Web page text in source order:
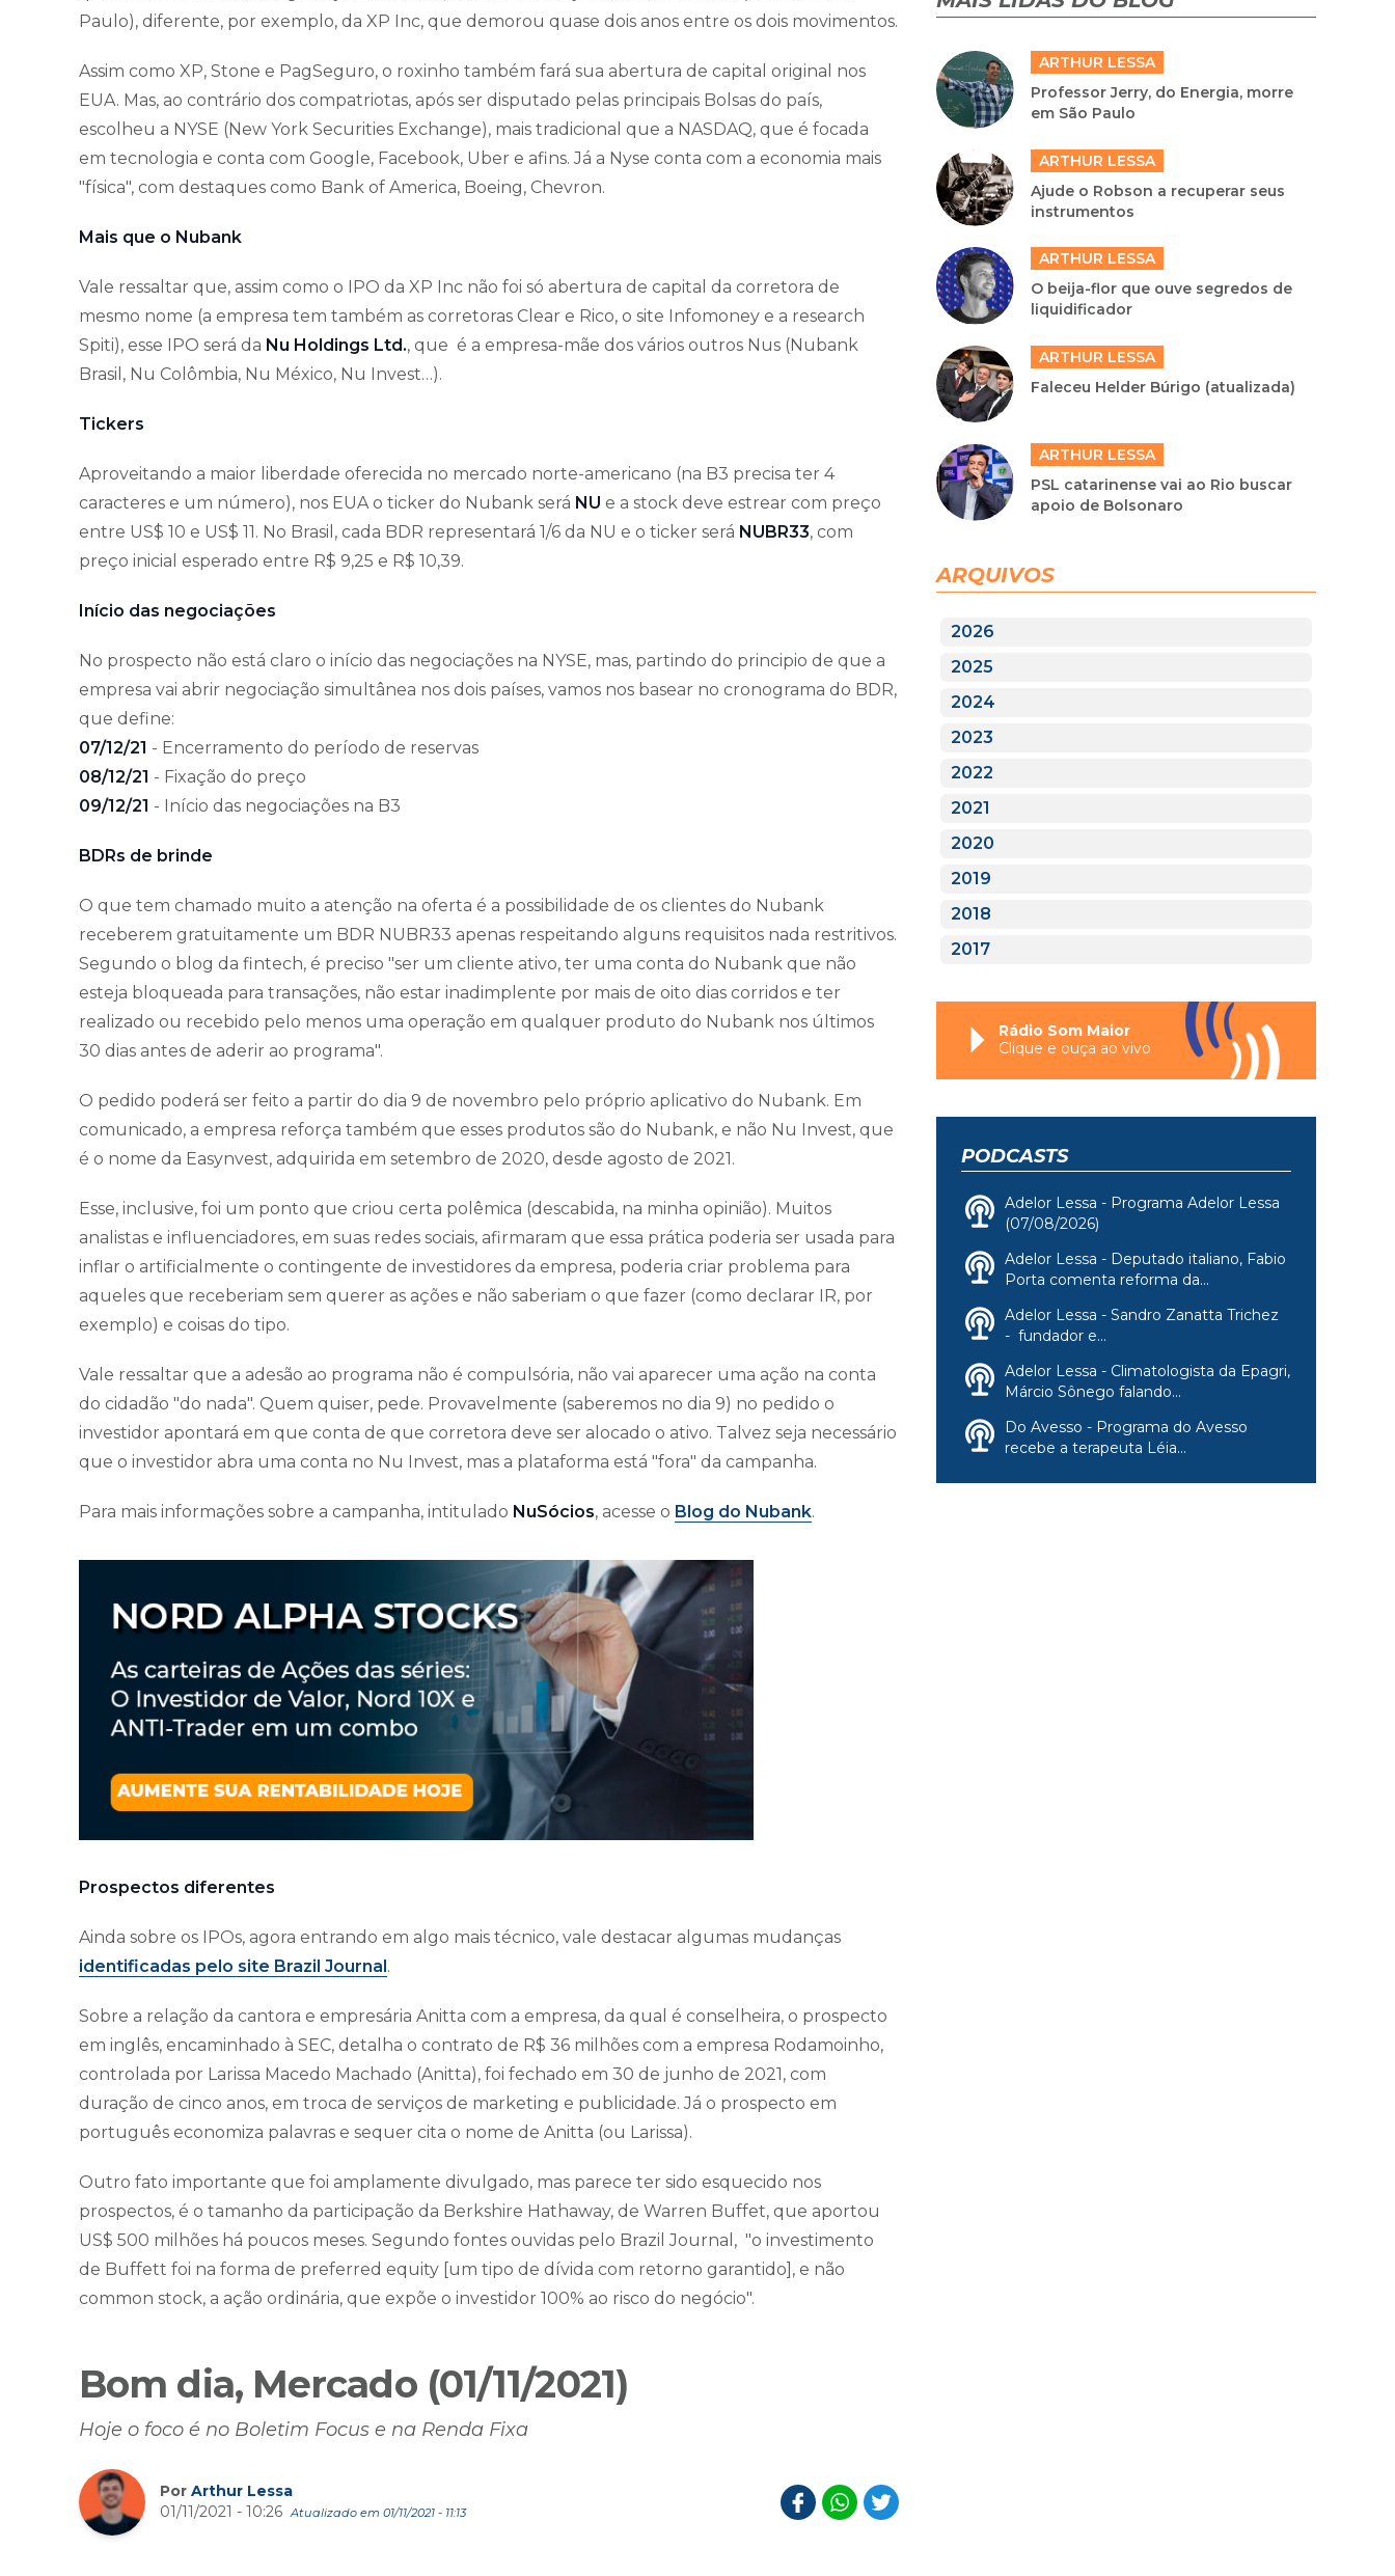
Paulo), diferente, por exemplo, da XP Inc, que demorou quase dois anos entre os dois movimentos.
Assim como XP, Stone e PagSeguro, o roxinho também fará sua abertura de capital original nos
EUA. Mas, ao contrário dos compatriotas, após ser disputado pelas principais Bolsas do país,
escolheu a NYSE (New York Securities Exchange), mais tradicional que a NASDAQ, que é focada
em tecnologia e conta com Google, Facebook, Uber e afins. Já a Nyse conta com a economia mais
"física", com destaques como Bank of America, Boeing, Chevron.
Mais que o Nubank
Vale ressaltar que, assim como o IPO da XP Inc não foi só abertura de capital da corretora de
mesmo nome (a empresa tem também as corretoras Clear e Rico, o site Infomoney e a research
Spiti), esse IPO será da Nu Holdings Ltd., que é a empresa-mãe dos vários outros Nus (Nubank
Brasil, Nu Colômbia, Nu México, Nu Invest…).
Tickers
Aproveitando a maior liberdade oferecida no mercado norte-americano (na B3 precisa ter 4
caracteres e um número), nos EUA o ticker do Nubank será NU e a stock deve estrear com preço
entre US$ 10 e US$ 11. No Brasil, cada BDR representará 1/6 da NU e o ticker será NUBR33, com
preço inicial esperado entre R$ 9,25 e R$ 10,39.
Início das negociações
No prospecto não está claro o início das negociações na NYSE, mas, partindo do principio de que a
empresa vai abrir negociação simultânea nos dois países, vamos nos basear no cronograma do BDR,
que define:
07/12/21 - Encerramento do período de reservas
08/12/21 - Fixação do preço
09/12/21 - Início das negociações na B3
BDRs de brinde
O que tem chamado muito a atenção na oferta é a possibilidade de os clientes do Nubank
receberem gratuitamente um BDR NUBR33 apenas respeitando alguns requisitos nada restritivos.
Segundo o blog da fintech, é preciso "ser um cliente ativo, ter uma conta do Nubank que não
esteja bloqueada para transações, não estar inadimplente por mais de oito dias corridos e ter
realizado ou recebido pelo menos uma operação em qualquer produto do Nubank nos últimos
30 dias antes de aderir ao programa".
O pedido poderá ser feito a partir do dia 9 de novembro pelo próprio aplicativo do Nubank. Em
comunicado, a empresa reforça também que esses produtos são do Nubank, e não Nu Invest, que
é o nome da Easynvest, adquirida em setembro de 2020, desde agosto de 2021.
Esse, inclusive, foi um ponto que criou certa polêmica (descabida, na minha opinião). Muitos
analistas e influenciadores, em suas redes sociais, afirmaram que essa prática poderia ser usada para
inflar o artificialmente o contingente de investidores da empresa, poderia criar problema para
aqueles que receberiam sem querer as ações e não saberiam o que fazer (como declarar IR, por
exemplo) e coisas do tipo.
Vale ressaltar que a adesão ao programa não é compulsória, não vai aparecer uma ação na conta
do cidadão "do nada". Quem quiser, pede. Provavelmente (saberemos no dia 9) no pedido o
investidor apontará em que conta de que corretora deve ser alocado o ativo. Talvez seja necessário
que o investidor abra uma conta no Nu Invest, mas a plataforma está "fora" da campanha.
Para mais informações sobre a campanha, intitulado NuSócios, acesse o Blog do Nubank.
Prospectos diferentes
Ainda sobre os IPOs, agora entrando em algo mais técnico, vale destacar algumas mudanças
identificadas pelo site Brazil Journal.
Sobre a relação da cantora e empresária Anitta com a empresa, da qual é conselheira, o prospecto
em inglês, encaminhado à SEC, detalha o contrato de R$ 36 milhões com a empresa Rodamoinho,
controlada por Larissa Macedo Machado (Anitta), foi fechado em 30 de junho de 2021, com
duração de cinco anos, em troca de serviços de marketing e publicidade. Já o prospecto em
português economiza palavras e sequer cita o nome de Anitta (ou Larissa).
Outro fato importante que foi amplamente divulgado, mas parece ter sido esquecido nos
prospectos, é o tamanho da participação da Berkshire Hathaway, de Warren Buffet, que aportou
US$ 500 milhões há poucos meses. Segundo fontes ouvidas pelo Brazil Journal, "o investimento
de Buffett foi na forma de preferred equity [um tipo de dívida com retorno garantido], e não
common stock, a ação ordinária, que expõe o investidor 100% ao risco do negócio".
Bom dia, Mercado (01/11/2021)
Hoje o foco é no Boletim Focus e na Renda Fixa
Por Arthur Lessa
01/11/2021 - 10:26 Atualizado em 01/11/2021 - 11:13
ARTHUR LESSA
Professor Jerry, do Energia, morre
em São Paulo
ARTHUR LESSA
Ajude o Robson a recuperar seus
instrumentos
ARTHUR LESSA
O beija-flor que ouve segredos de
liquidificador
ARTHUR LESSA
Faleceu Helder Búrigo (atualizada)
ARTHUR LESSA
PSL catarinense vai ao Rio buscar
apoio de Bolsonaro
ARQUIVOS
2026
2025
2024
2023
2022
2021
2020
2019
2018
2017
Rádio Som Maior
Clique e ouça ao vivo
PODCASTS
Adelor Lessa - Programa Adelor Lessa
(07/08/2026)
Adelor Lessa - Deputado italiano, Fabio
Porta comenta reforma da...
Adelor Lessa - Sandro Zanatta Trichez
- fundador e...
Adelor Lessa - Climatologista da Epagri,
Márcio Sônego falando...
Do Avesso - Programa do Avesso
recebe a terapeuta Léia...